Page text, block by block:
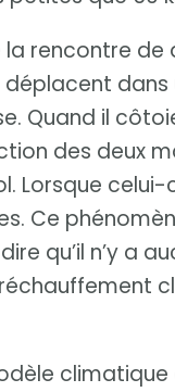
rencontre de
dans
Quand il
des deux
Lorsque
Ce
qu’il n’y a